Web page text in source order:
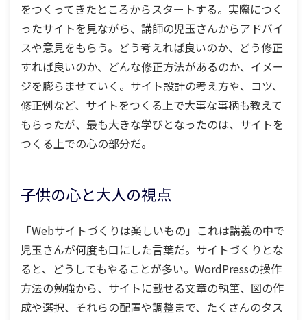
をつくってきたところからスタートする。実際につく
ったサイトを見ながら、講師の児玉さんからアドバイ
スや意見をもらう。どう考えれば良いのか、どう修正
すれば良いのか、どんな修正方法があるのか、イメー
ジを膨らませていく。サイト設計の考え方や、コツ、
修正例など、サイトをつくる上で大事な事柄も教えて
もらったが、最も大きな学びとなったのは、サイトを
つくる上での心の部分だ。
子供の心と大人の視点
「Webサイトづくりは楽しいもの」これは講義の中で
児玉さんが何度も口にした言葉だ。サイトづくりとな
ると、どうしてもやることが多い。WordPressの操作
方法の勉強から、サイトに載せる文章の執筆、図の作
成や選択、それらの配置や調整まで、たくさんのタス